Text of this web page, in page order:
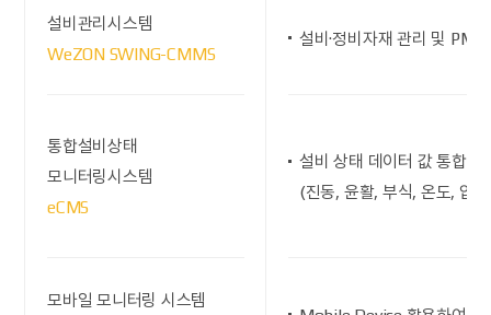
설비관리시스템
WeZON SWING-CMMS
설비·정비자재 관리 및 PM,
통합설비상태
모니터링시스템
eCMS
설비 상태 데이터 값 통합·연
(진동, 윤활, 부식, 온도, 압
모바일 모니터링 시스템